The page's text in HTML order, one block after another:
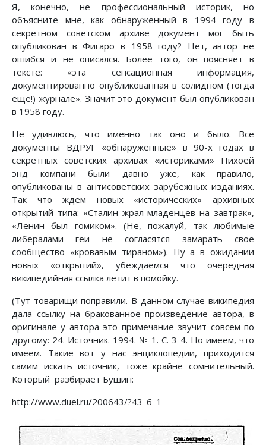
Я, конечно, не профессиональный историк, но
объясните мне, как обнаруженный в 1994 году в
секретном советском архиве документ мог быть
опубликован в Фигаро в 1958 году? Нет, автор не
ошибся и не описался. Более того, он поясняет в
тексте: «эта сенсационная информация,
документированно опубликованная в солидном (тогда
еще!) журнале». Значит это документ был опубликован
в 1958 году.
Не удивлюсь, что именно так оно и было. Все
документы ВДРУГ «обнаруженные» в 90-х годах в
секретных советских архивах «историками» Пихоей
энд компани были давно уже, как правило,
опубликованы в антисоветских зарубежных изданиях.
Так что ждем новых «исторических» архивных
открытий типа: «Сталин жрал младенцев на завтрак»,
«Ленин был гомиком». (Не, пожалуй, так любимые
либералами геи не согласятся замарать свое
сообщество «кровавым тираном»). Ну а в ожидании
новых «открытий», убеждаемся что очередная
википедийная ссылка летит в помойку.
(Тут товарищи поправили. В данном случае википедия
дала ссылку на бракованное произведение автора, в
оригинале у автора это примечание звучит совсем по
другому: 24. Источник. 1994. № 1. С. 3-4. Но имеем, что
имеем. Такие вот у нас энциклопедии, приходится
самим искать источник, тоже крайне сомнительный.
Который разбирает Бушин:
http://www.duel.ru/200643/?43_6_1